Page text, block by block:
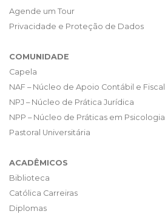
Agende um Tour
Privacidade e Proteção de Dados
COMUNIDADE
Capela
NAF – Núcleo de Apoio Contábil e Fiscal
NPJ – Núcleo de Prática Jurídica
NPP – Núcleo de Práticas em Psicologia
Pastoral Universitária
ACADÊMICOS
Biblioteca
Católica Carreiras
Diplomas